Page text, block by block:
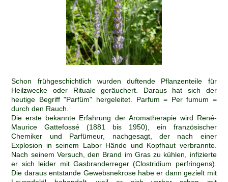
Schon frühgeschichtlich wurden duftende Pflanzenteile für
Heilzwecke oder Rituale geräuchert. Daraus hat sich der
heutige Begriff "Parfüm" hergeleitet. Parfum = Per fumum =
durch den Rauch.
Dieerste bekannte Erfahrung der Aromatherapie wird René-
Maurice Gattefossé (1881 bis 1950), ein französischer
Chemiker und Parfümeur, nachgesagt, der nach einer
Explosion in seinem Labor Hände und Kopfhaut verbrannte.
Nach seinem Versuch, den Brand im Gras zu kühlen, infizierte
er sich leider mit Gasbranderreger (Clostridium perfringens).
Die daraus entstande Gewebsnekrose habe er dann gezielt mit